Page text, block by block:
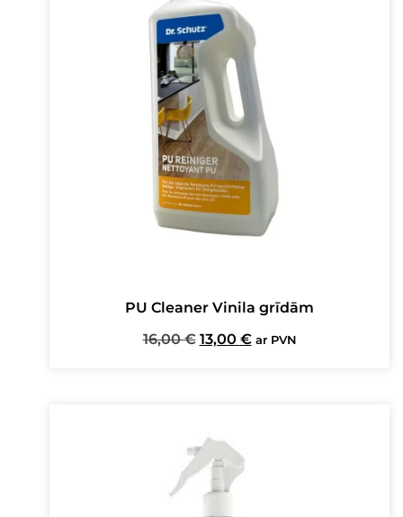
PU Cleaner Vinila grīdām
16,00€ Original
13,00 €Current
ar PVN